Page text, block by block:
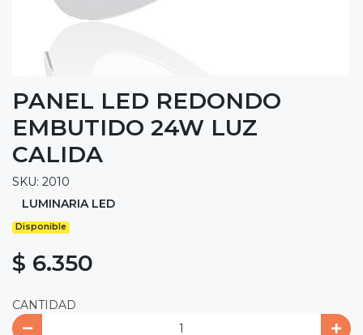
PANEL LED REDONDO
EMBUTIDO 24W LUZ
CALIDA
SKU: 2010
LUMINARIA LED
Disponible
$ 6.350
CANTIDAD